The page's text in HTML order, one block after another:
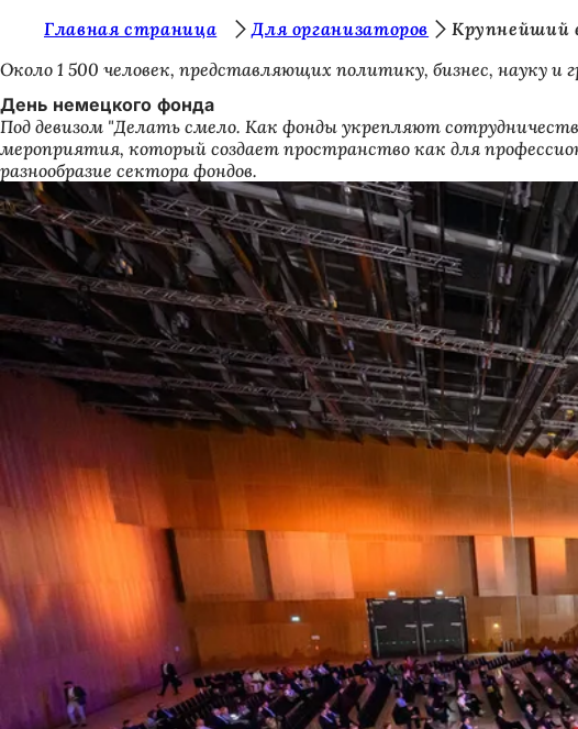
Перейти к содержимому
ы
з
д
е
с
ь
:
Главная страница Для организаторов
Крупнейший
Около 1 500 человек, представляющих политику, бизнес, науку и
День немецкого фонда
Под девизом "Делать смело. Как фонды укрепляют
мероприятия, который создает пространство как для
разнообразие сектора фондов.